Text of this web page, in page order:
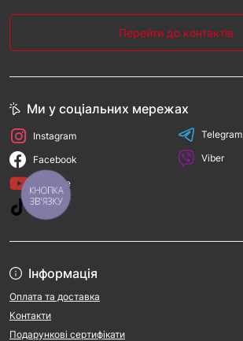
Перейти до контактів
Інформація
Оплата та доставка
Контакти
Подарункові сертифікати
Ми у соціальних мережах
Instagram
Facebook
YouTube
TikTok
Telegram
Viber
КНОПКА
ЗВ'ЯЗКУ